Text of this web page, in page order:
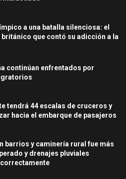
a una batalla silenciosa: el
que contó su adicción a la
continúan enfrentados por
tendrá 44 escalas de cruceros y
hacia el embarque de pasajeros
barrios y caminería rural fue más
y drenajes pluviales